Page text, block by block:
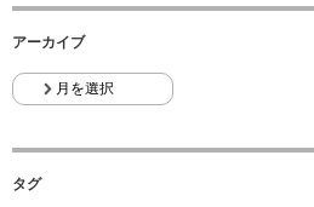
アーカイブ
タグ